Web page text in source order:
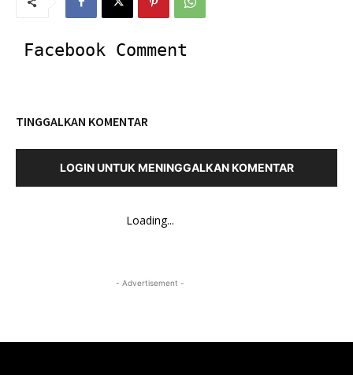
Facebook Comment
TINGGALKAN KOMENTAR
LOGIN UNTUK MENINGGALKAN KOMENTAR
Loading...
- Advertisement -